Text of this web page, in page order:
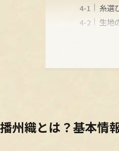
糸選
生地
播州織とは？基本情